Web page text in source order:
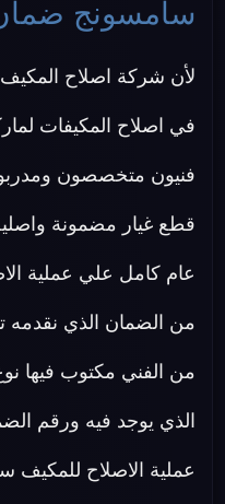
سامسونج ضمان
لأن شركة اصلاح
في اصلاح المكيفات
فنيون متخصصون
عام كامل علي عملية
من الضمان الذي نقدمه
من الفني مكتوب فيها
الذي يوجد فيه ورقم
عملية الاصلاح للمكيف